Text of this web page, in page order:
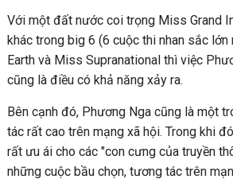
Với một đất nước coi trọng Miss Grand
khác trong big 6 (6 cuộc thi nhan sắc
Earth và Miss Supranational thì việc
cũng là điều có khả năng xảy ra.
Bên cạnh đó, Phương Nga cũng là một
tác rất cao trên mạng xã hội. Trong khi
rất ưu ái cho các "con cưng của truyền
những cuộc bầu chọn, tương tác trên